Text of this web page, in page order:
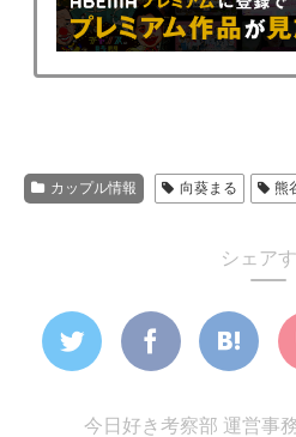
カップル情報 向葵まる 熊
シェア
今日好き考察部 運営事